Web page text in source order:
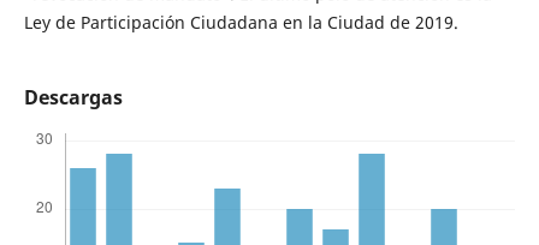
Ley de Participación Ciudadana en la Ciudad de 2019.
Descargas